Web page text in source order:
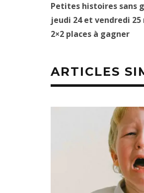
Petites histoires sans
jeudi 24 et vendredi 25
2×2 places à gagner
ARTICLES